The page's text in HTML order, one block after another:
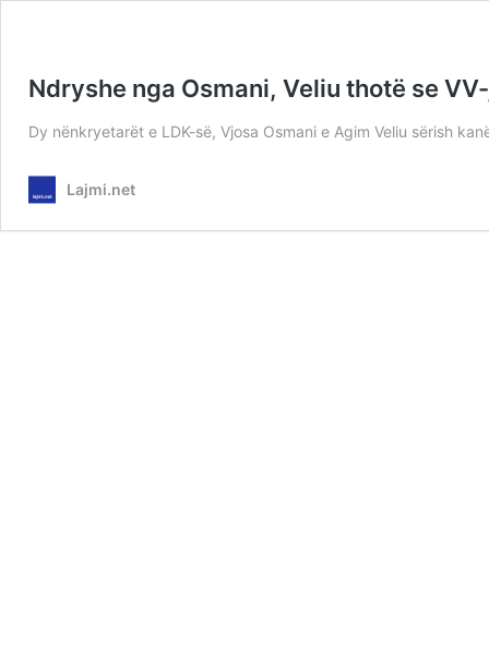
Ndryshe nga Osmani, Veliu thotë se
Dy nënkryetarët e LDK-së, Vjosa Osmani e Agim Veliu sërish
Lajmi.net